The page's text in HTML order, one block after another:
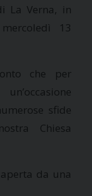
La Verna, in
13
che per
sfide
Chiesa
da una